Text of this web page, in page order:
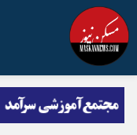
اینستاگرام
سروش
نام کاربری یا نشانی ایمیل